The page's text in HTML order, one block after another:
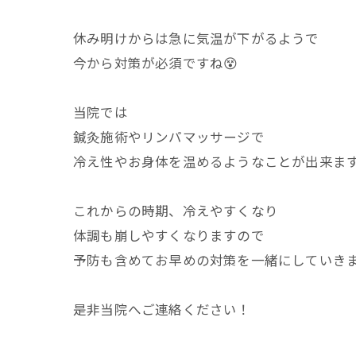
休み明けからは急に気温が下がるようで
今から対策が必須ですね😵
当院では
鍼灸施術やリンパマッサージで
冷え性やお身体を温めるようなことが出来ま
これからの時期、冷えやすくなり
体調も崩しやすくなりますので
予防も含めてお早めの対策を一緒にしていき
是非当院へご連絡ください！